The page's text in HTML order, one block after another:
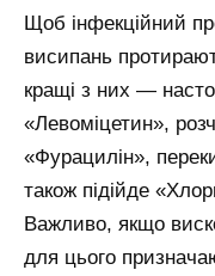
Щоб інфекційний
висипань
кращі з них —
«Левоміцетин»,
«Фурацилін»,
також підійде
Важливо, якщо
для цього